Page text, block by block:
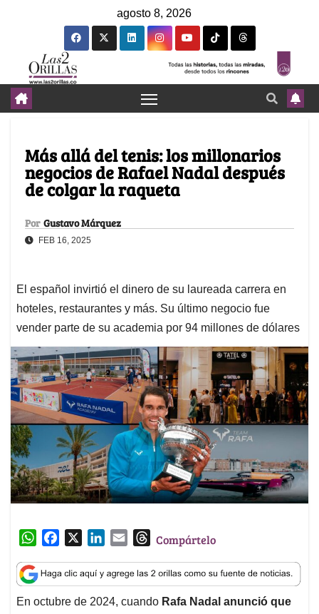
agosto 8, 2026
Más allá del tenis: los millonarios
negocios de Rafael Nadal después
de colgar la raqueta
Por Gustavo Márquez
FEB 16, 2025
El español invirtió el dinero de su laureada carrera en
hoteles, restaurantes y más. Su último negocio fue
vender parte de su academia por 94 millones de dólares
W
a
t
s
c
e
b
n
k
e
a
i
l
T
r
e
a
Compártelo
En octubre de 2024, cuando Rafa Nadal anunció que